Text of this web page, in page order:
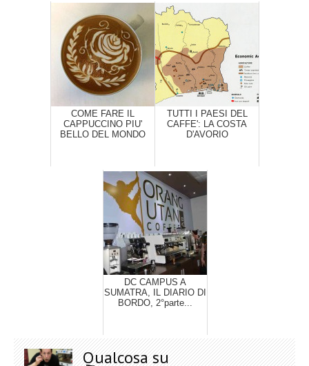
COME FARE IL
CAPPUCCINO PIU'
BELLO DEL MONDO
TUTTI I PAESI DEL
CAFFE': LA COSTA
D'AVORIO
DC CAMPUS A
SUMATRA, IL DIARIO DI
BORDO, 2°parte...
Qualcosa su